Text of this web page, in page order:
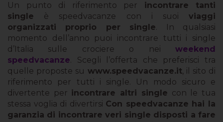
Un punto di riferimento per incontrare tanti
single è speedvacanze con i suoi viaggi
organizzati proprio per single. In qualsiasi
momento dell’anno puoi incontrare tutti i single
d’Italia sulle crociere o nei weekend
speedvacanze. Scegli l’offerta che preferisci tra
quelle proposte su www.speedvacanze.it, il sito di
riferimento per tutti i single. Un modo sicuro e
divertente per incontrare altri single con le tua
stessa voglia di divertirsi Con speedvacanze hai la
garanzia di incontrare veri single disposti a fare